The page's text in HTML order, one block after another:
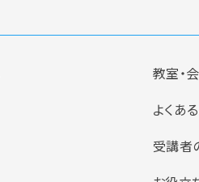
教室・
よくあ
受講者